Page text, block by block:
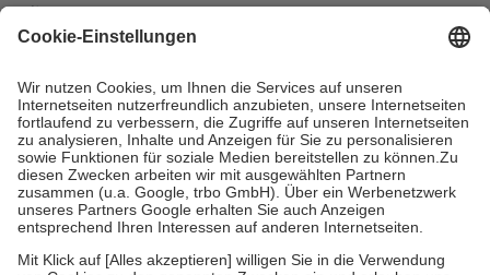
mit.
Grundsätzlich leisten Mitglieder Zuzahlungen in Höhe von zehn
höchstens zehn Euro.
Es sind jedoch nie mehr als die tatsächlichen
Kosten der Leistung zu entrichten.
Diese Regeln gelten grundsätzlich auch für Online-Apotheken.
Bei Heilmitteln und häuslicher Krankenpflege beträgt die
Zuzahlung zehn Prozent der Kosten sowie zehn Euro je
Verordnung.
Um das Engagement der Versicherten für ihre eigene Gesundheit zu
stärken und die besondere Stellung der Familie zu unterstützen,
fallenkeine Zuzahlungenan bei: